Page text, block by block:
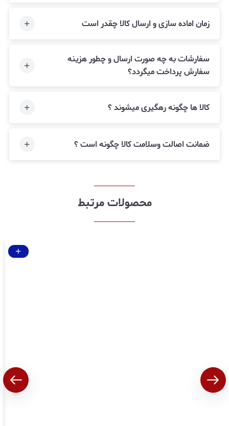
زمان اماده سازی و ارسال کالا چقدر است
سفارشات به چه صورت ارسال و چطور هزینه
سفارش پرداخت میگردد؟
کالا ها چگونه رهگیری میشوند ؟
ضمانت اصالت وسلامت کالا چگونه است ؟
محصولات مرتبط